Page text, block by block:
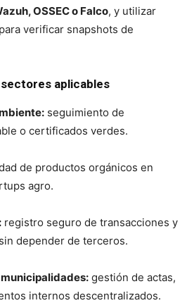
OSSEC o Falco, y utilizar
para verificar snapshots de
aplicables
seguimiento de
o certificados verdes.
de productos orgánicos en
agro.
registro seguro de transacciones y
depender de terceros.
gestión de actas,
internos descentralizados.